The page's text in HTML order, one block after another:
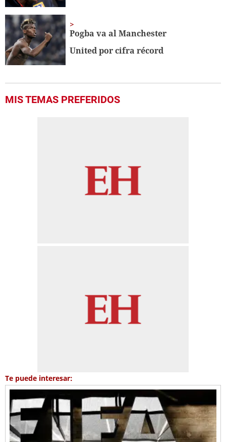
Pogba va al Manchester
United por cifra récord
MIS TEMAS PREFERIDOS
Te puede interesar: